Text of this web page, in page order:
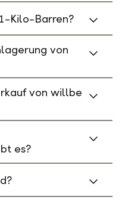
Kilo-Barren?
von
von willbe
es?